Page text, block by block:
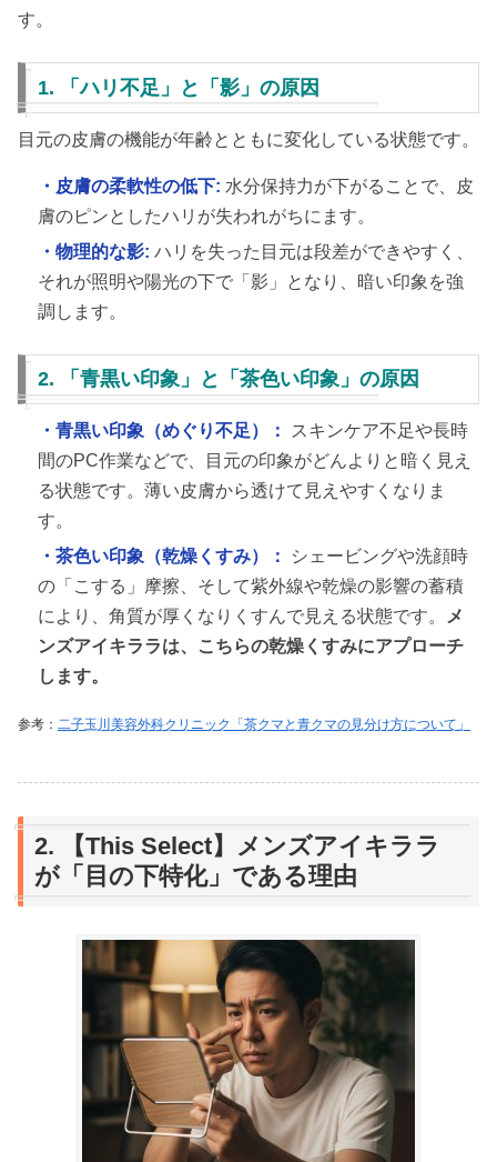
す。
1. 「ハリ不足」と「影」の原因
目元の皮膚の機能が年齢とともに変化している状態です。
・皮膚の柔軟性の低下: 水分保持力が下がることで、皮
膚のピンとしたハリが失われがちにます。
・物理的な影: ハリを失った目元は段差ができやすく、
それが照明や陽光の下で「影」となり、暗い印象を強
調します。
2. 「青黒い印象」と「茶色い印象」の原因
・青黒い印象（めぐり不足）：
スキンケア不足や長時
間のPC作業などで、目元の印象がどんよりと暗く見え
る状態です。薄い皮膚から透けて見えやすくなりま
す。
・茶色い印象（乾燥くすみ）：
シェービングや洗顔時
の「こする」摩擦、そして紫外線や乾燥の影響の蓄積
により、角質が厚くなりくすんで見える状態です。
メ
ンズアイキララは、こちらの乾燥くすみにアプローチ
します。
参考： 二子玉川美容外科クリニック「茶クマと青クマの見分け方について」
2. 【This Select】メンズアイキララ
が「目の下特化」である理由